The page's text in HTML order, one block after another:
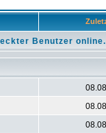
Benutzer online.